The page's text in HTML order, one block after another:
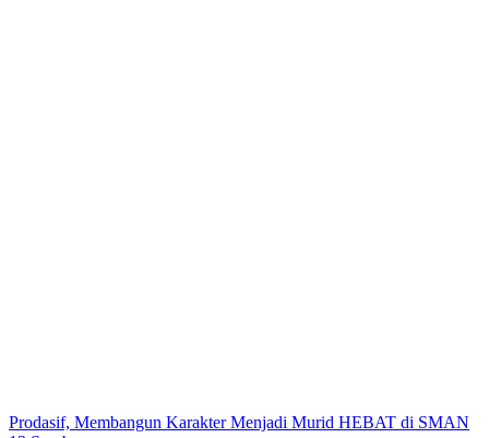
Prodasif, Membangun Karakter Menjadi Murid HEBAT di SMAN